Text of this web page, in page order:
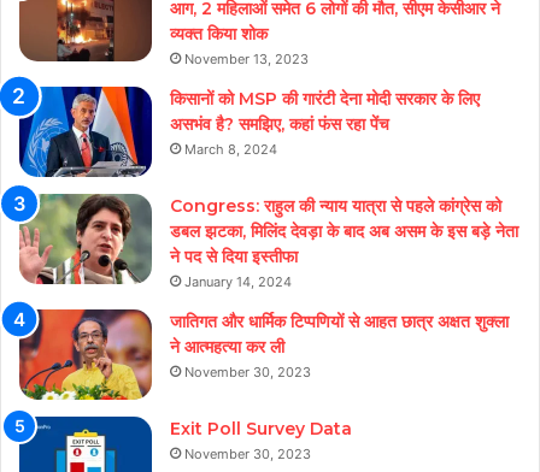
आग, 2 महिलाओं समेत 6 लोगों की मौत, सीएम केसीआर ने
व्यक्त किया शोक
November 13, 2023
किसानों को MSP की गारंटी देना मोदी सरकार के लिए
असभंव है? समझिए, कहां फंस रहा पेंच
March 8, 2024
Congress: राहुल की न्याय यात्रा से पहले कांग्रेस को
डबल झटका, मिलिंद देवड़ा के बाद अब असम के इस बड़े नेता
ने पद से दिया इस्तीफा
January 14, 2024
जातिगत और धार्मिक टिप्पणियों से आहत छात्र अक्षत शुक्ला
ने आत्महत्या कर ली
November 30, 2023
Exit Poll Survey Data
November 30, 2023